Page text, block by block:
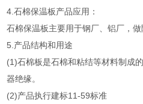
4.石棉保温板产品应用：
石棉保温板主要用于钢厂、铝厂，做
5.产品结构和用途
(1)石棉板是石棉和粘结等材料制成
器绝缘。
(2)产品执行建标11-59标准